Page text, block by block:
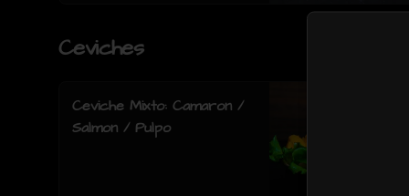
Ceviches
Ceviche Mixto: Camaron /
Salmon / Pulpo